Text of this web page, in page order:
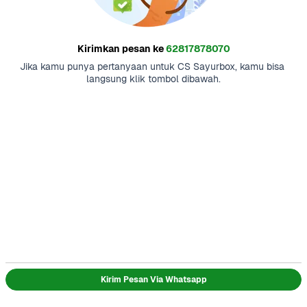
Kirimkan pesan ke62817878070
Jika kamu punya pertanyaan untuk CS Sayurbox, kamu bisa
langsung klik tombol dibawah.
Kirim Pesan Via Whatsapp